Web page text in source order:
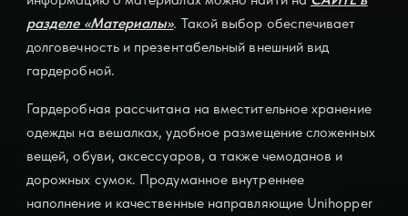
разделе «Материалы». Такой выбор обеспечивает
долговечность и презентабельный внешний вид
гардеробной.
Гардеробная рассчитана на вместительное хранение
одежды на вешалках, удобное размещение сложенных
вещей, обуви, аксессуаров, а также чемоданов и
дорожных сумок. Продуманное внутреннее
наполнение и качественные направляющие Unihopper